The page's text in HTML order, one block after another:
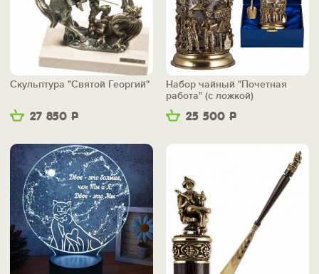
27 850 Р
Скульптура "Святой Георгий"
25 500 Р
Набор чайный "Почетная
работа" (с ложкой)